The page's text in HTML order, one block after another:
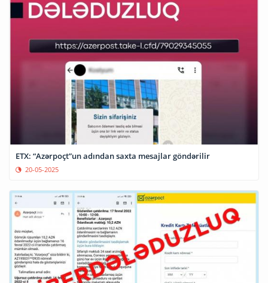
ETX: “Azərpoçt”un adından saxta mesajlar göndərilir
20-05-2025